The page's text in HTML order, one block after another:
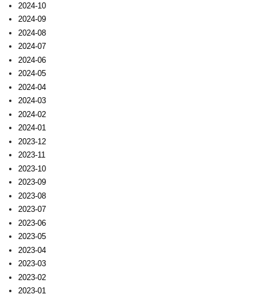
2024-10
2024-09
2024-08
2024-07
2024-06
2024-05
2024-04
2024-03
2024-02
2024-01
2023-12
2023-11
2023-10
2023-09
2023-08
2023-07
2023-06
2023-05
2023-04
2023-03
2023-02
2023-01